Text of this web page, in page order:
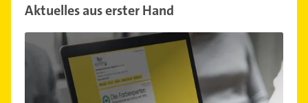
Aktuelles aus erster Hand